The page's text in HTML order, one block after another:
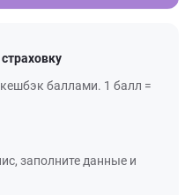
баллами. 1 балл =
заполните данные и